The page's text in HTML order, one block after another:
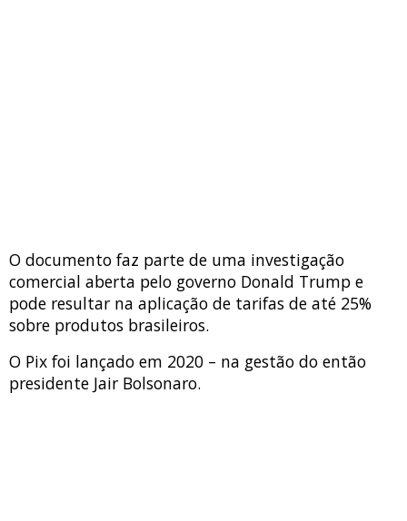
O documento faz parte de uma investigação
comercial aberta pelo governo Donald Trump e
pode resultar na aplicação de tarifas de até 25%
sobre produtos brasileiros.
O Pix foi lançado em 2020 – na gestão do então
presidente Jair Bolsonaro.